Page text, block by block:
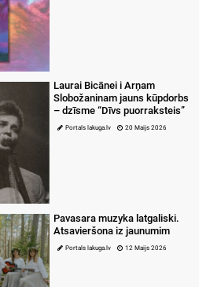
Laurai Bicānei i Arņam
Slobožaninam jauns kūpdorbs
– dzīsme “Dīvs puorraksteis”
Portals lakuga.lv 20 Maijs 2026
Pavasara muzyka latgaliski.
Atsavieršona iz jaunumim
Portals lakuga.lv 12 Maijs 2026